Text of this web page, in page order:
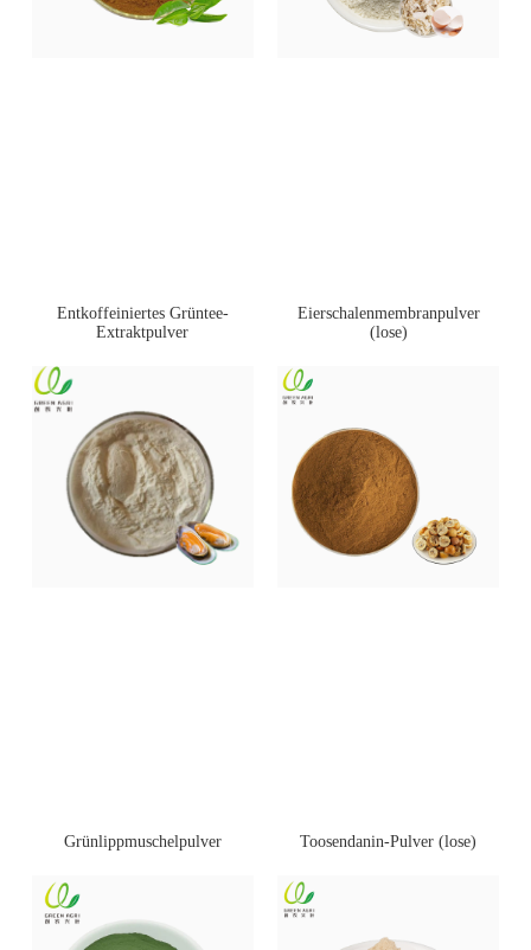
Entkoffeiniertes Grüntee-
Extraktpulver
Eierschalenmembranpulver
(lose)
Grünlippmuschelpulver Toosendanin-Pulver (lose)